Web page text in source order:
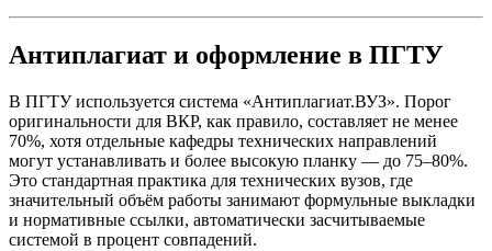
Антиплагиат и оформление в ПГТУ
В ПГТУ используется система «Антиплагиат.ВУЗ». Порог
оригинальности для ВКР, как правило, составляет не менее
70%, хотя отдельные кафедры технических направлений
могут устанавливать и более высокую планку — до 75–80%.
Это стандартная практика для технических вузов, где
значительный объём работы занимают формульные выкладки
и нормативные ссылки, автоматически засчитываемые
системой в процент совпадений.